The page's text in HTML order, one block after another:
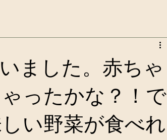
ました。赤ちゃ
ったかな？！で
い野菜が食べれ